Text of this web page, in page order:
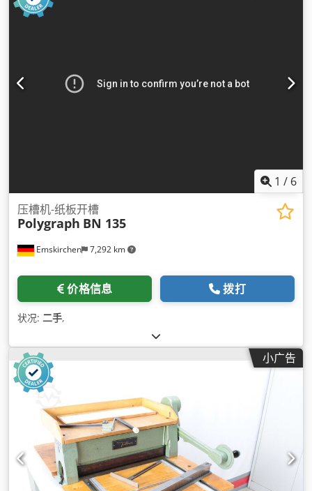
1 / 6
Emskirchen 7,292 km
压槽机-纸板开槽
Polygraph BN 135
价格信息 拨打
状况: 二手,
小广告